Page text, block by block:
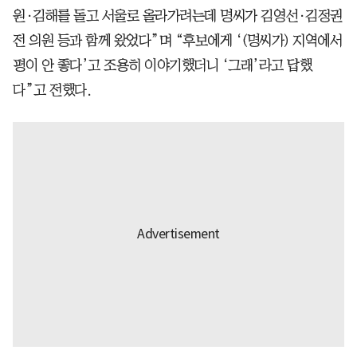
원·김해를 돌고 서울로 올라가려는데 명씨가 김영선·김정권
전 의원 등과 함께 왔었다”며 “후보에게 ‘(명씨가) 지역에서
평이 안 좋다’고 조용히 이야기했더니 ‘그래’라고 답했
다”고 전했다.